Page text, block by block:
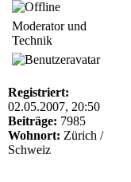
Moderator und
Technik
Registriert:
02.05.2007, 20:50
Beiträge: 7985
Wohnort: Zürich /
Schweiz